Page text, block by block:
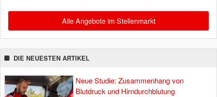
Alle Angebote im Stellenmarkt
DIE NEUESTEN ARTIKEL
Neue Studie: Zusammenhang von
Blutdruck und Hirndurchblutung